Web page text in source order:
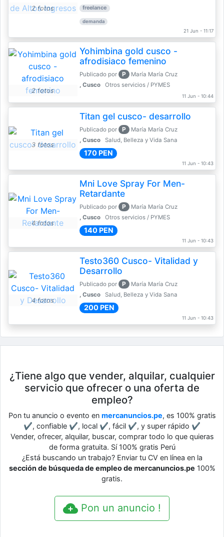
2 fotos freelance
demanda
21 Jun - 11:17
2 fotos
Yohimbina gold cusco -
afrodisiaco femenino
Publicado por P
María María Cruz
, Cusco
Otros servicios / PYMES
11 Jun - 10:44
3 fotos
Titan gel cusco- desarrollo
Publicado por P
María María Cruz
, Cusco
Salud, Belleza y Vida Sana
170 PEN
11 Jun - 10:43
4 fotos
Mni Love Spray For Men-
Retardante
Publicado por P
María María Cruz
, Cusco
Otros servicios / PYMES
140 PEN
11 Jun - 10:43
4 fotos
Testo360 Cusco- Vitalidad y
Desarrollo
Publicado por P
María María Cruz
, Cusco
Salud, Belleza y Vida Sana
200 PEN
11 Jun - 10:43
¿Tiene algo que vender, alquilar, cualquier
servicio que ofrecer o una oferta de
empleo?
Pon tu anuncio o evento en mercanuncios.pe, es 100% gratis
✔, confiable ✔, local ✔, fácil ✔, y super rápido ✔
Vender, ofrecer, alquilar, buscar, comprar todo lo que quieras
de forma gratuita. Sí 100% gratis Perú
¿Está buscando un trabajo? Enviar tu CV en línea en la
sección de búsqueda de empleo de mercanuncios.pe 100%
gratis.
Pon un anuncio !